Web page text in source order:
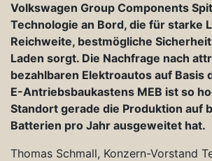
Volkswagen Group Components
Technologie an Bord, die für starke
Reichweite, bestmögliche
Laden sorgt. Die Nachfrage nach
bezahlbaren Elektroautos auf Basis
E-Antriebsbaukastens MEB ist so
Standort gerade die Produktion auf
Batterien pro Jahr ausgeweitet hat.
Thomas Schmall, Konzern-Vorstand